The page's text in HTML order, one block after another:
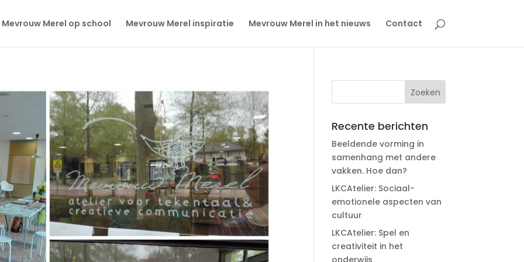
Mevrouw Merel op school Mevrouw Merel inspiratie Mevrouw Merel in het nieuws Contact
Recente berichten
Beeldende vorming in
samenhang met andere
vakken. Hoe dan?
LKCAtelier: Sociaal-
emotionele aspecten van
cultuur
LKCAtelier: Spel en
creativiteit in het
onderwijs